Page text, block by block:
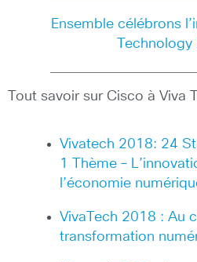
Ensemble célébrons
Tout savoir sur Cisco à Viva
Vivatech 2018: 24
1 Thème –
l’économie
VivaTech 2018 : Au
transformation